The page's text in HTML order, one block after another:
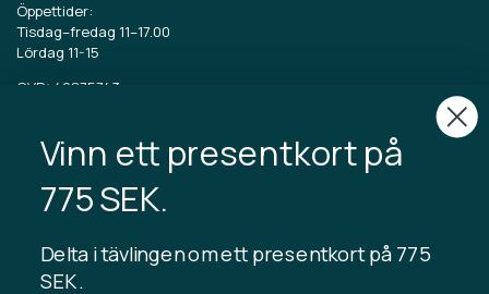
Öppettider:
Tisdag–fredag 11–17.00
Lördag 11-15
CVR: 40875743
TIBLADIN
Om Tibladin
Blogg
Registrera kundklubb
Kontakta oss
Vinn ett presentkort på
775 SEK.
Delta i tävlingen om ett presentkort på 775
SEK .